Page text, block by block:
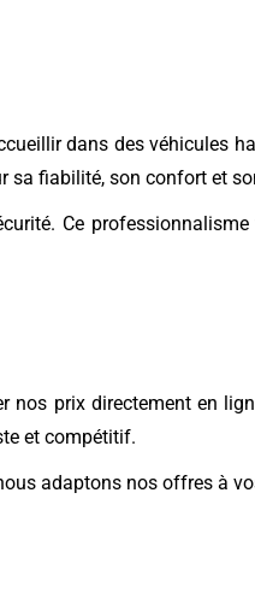
dans des véhicules
sa fiabilité, son confort et
Ce
nos prix directement en
et compétitif.
adaptons nos offres à